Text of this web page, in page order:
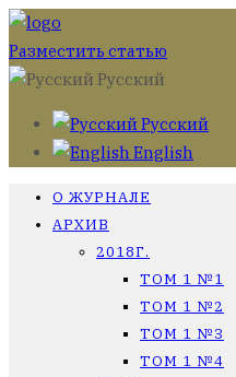
Разместить статью
Русский
Русский
English
О ЖУРНАЛЕ
АРХИВ
2018Г.
ТОМ 1 №1
ТОМ 1 №2
ТОМ 1 №3
ТОМ 1 №4